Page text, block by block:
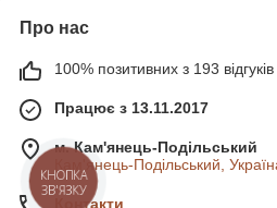
Про нас
100% позитивних з 193 відгуків
Працює з 13.11.2017
м. Кам'янець-Подільський
Кам'янець-Подільський,
Контакти